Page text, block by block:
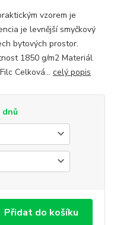
vzorem je
je levnější smyčkový
bytových prostor.
1850 g/m2 Materiál
Celková... celý popis
dnů
Přidat do košíku